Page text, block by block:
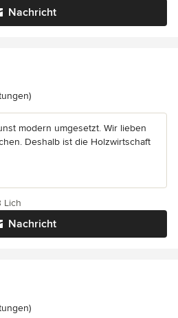
Nachricht
4.6 von 5 Sternen
modern umgesetzt. Wir lieben
Deshalb ist die Holzwirtschaft
Nachricht
Lich
4.8 von 5 Sternen